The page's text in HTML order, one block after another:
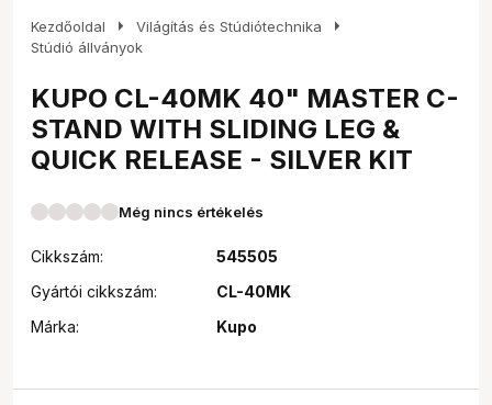
Kezdőoldal arrow_right Világítás és Stúdiótechnika arrow_right
Stúdió állványok
KUPO CL-40MK 40" MASTER C-
STAND WITH SLIDING LEG &
QUICK RELEASE - SILVER KIT
Még nincs értékelés
Cikkszám:
545505
Gyártói cikkszám:
CL-40MK
Márka:
Kupo